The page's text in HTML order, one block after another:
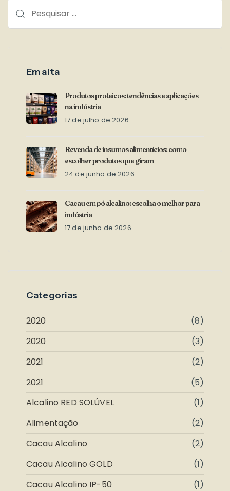
Em alta
Produtos proteicos: tendências e aplicações
na indústria
17 de julho de 2026
Revenda de insumos alimentícios: como
escolher produtos que giram
24 de junho de 2026
Cacau em pó alcalino: escolha o melhor para
indústria
17 de junho de 2026
Categorias
2020
(8)
2020
(3)
2021
(2)
2021
(5)
Alcalino RED SOLÚVEL
(1)
Alimentação
(2)
Cacau Alcalino
(2)
Cacau Alcalino GOLD
(1)
Cacau Alcalino IP-50
(1)